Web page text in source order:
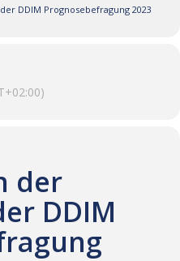
DDIM Prognosebefragung 2023
der
DDIM